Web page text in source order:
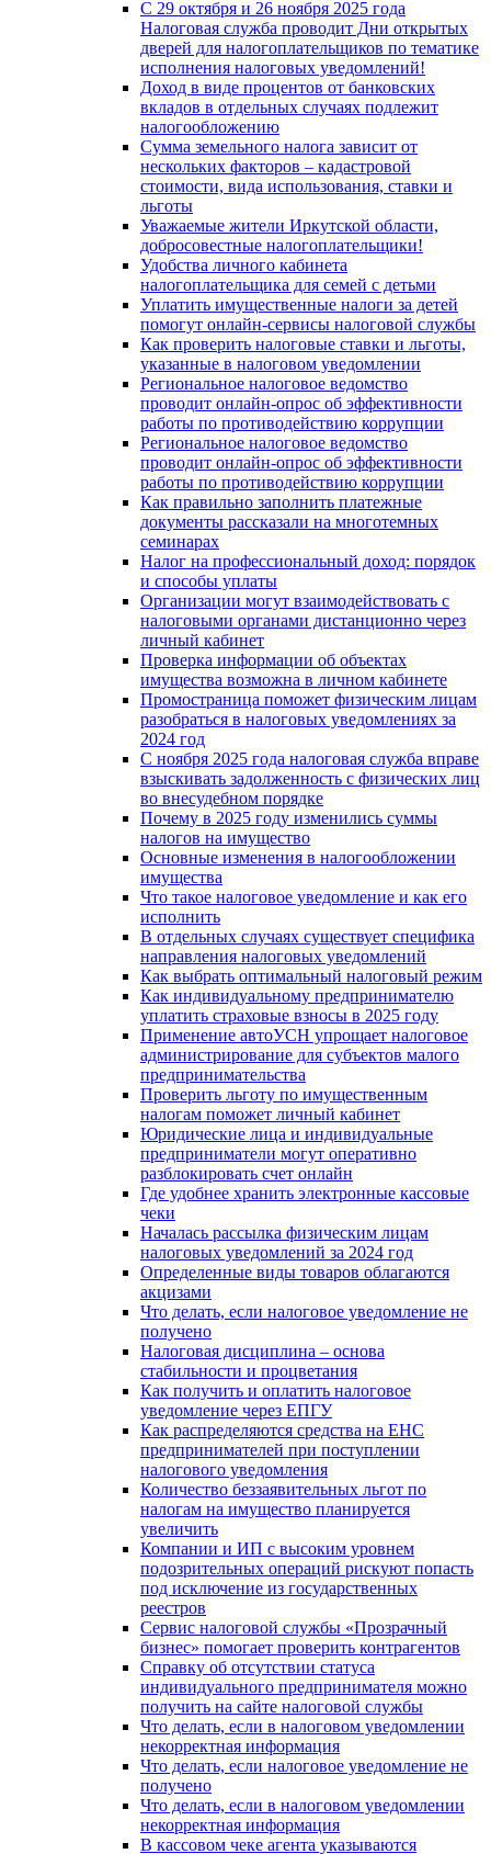
С 29 октября и 26 ноября 2025 года
Налоговая служба проводит Дни открытых
дверей для налогоплательщиков по тематике
исполнения налоговых уведомлений!
Доход в виде процентов от банковских
вкладов в отдельных случаях подлежит
налогообложению
Сумма земельного налога зависит от
нескольких факторов – кадастровой
стоимости, вида использования, ставки и
льготы
Уважаемые жители Иркутской области,
добросовестные налогоплательщики!
Удобства личного кабинета
налогоплательщика для семей с детьми
Уплатить имущественные налоги за детей
помогут онлайн-сервисы налоговой службы
Как проверить налоговые ставки и льготы,
указанные в налоговом уведомлении
Региональное налоговое ведомство
проводит онлайн-опрос об эффективности
работы по противодействию коррупции
Региональное налоговое ведомство
проводит онлайн-опрос об эффективности
работы по противодействию коррупции
Как правильно заполнить платежные
документы рассказали на многотемных
семинарах
Налог на профессиональный доход: порядок
и способы уплаты
Организации могут взаимодействовать c
налоговыми органами дистанционно через
личный кабинет
Проверка информации об объектах
имущества возможна в личном кабинете
Промостраница поможет физическим лицам
разобраться в налоговых уведомлениях за
2024 год
С ноября 2025 года налоговая служба вправе
взыскивать задолженность с физических лиц
во внесудебном порядке
Почему в 2025 году изменились суммы
налогов на имущество
Основные изменения в налогообложении
имущества
Что такое налоговое уведомление и как его
исполнить
В отдельных случаях существует специфика
направления налоговых уведомлений
Как выбрать оптимальный налоговый режим
Как индивидуальному предпринимателю
уплатить страховые взносы в 2025 году
Применение автоУСН упрощает налоговое
администрирование для субъектов малого
предпринимательства
Проверить льготу по имущественным
налогам поможет личный кабинет
Юридические лица и индивидуальные
предприниматели могут оперативно
разблокировать счет онлайн
Где удобнее хранить электронные кассовые
чеки
Началась рассылка физическим лицам
налоговых уведомлений за 2024 год
Определенные виды товаров облагаются
акцизами
Что делать, если налоговое уведомление не
получено
Налоговая дисциплина – основа
стабильности и процветания
Как получить и оплатить налоговое
уведомление через ЕПГУ
Как распределяются средства на ЕНС
предпринимателей при поступлении
налогового уведомления
Количество беззаявительных льгот по
налогам на имущество планируется
увеличить
Компании и ИП с высоким уровнем
подозрительных операций рискуют попасть
под исключение из государственных
реестров
Сервис налоговой службы «Прозрачный
бизнес» помогает проверить контрагентов
Справку об отсутствии статуса
индивидуального предпринимателя можно
получить на сайте налоговой службы
Что делать, если в налоговом уведомлении
некорректная информация
Что делать, если налоговое уведомление не
получено
Что делать, если в налоговом уведомлении
некорректная информация
В кассовом чеке агента указываются